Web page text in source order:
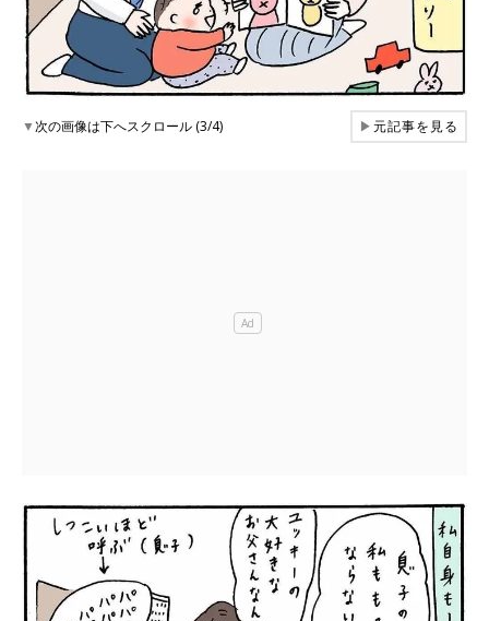
▼次の画像は下へスクロール (3/4) ▶元記事を見る